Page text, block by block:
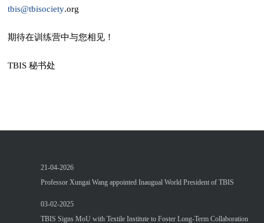
tbis@tbisociety.org
期待在训练营中与您相见！
TBIS 秘书处
21-04-2026
Professor Xungai Wang appointed Inaugual World President of TBIS
03-02-2025
TBIS Signs MoU with Textile Institute to Foster Long-Term Collaboration